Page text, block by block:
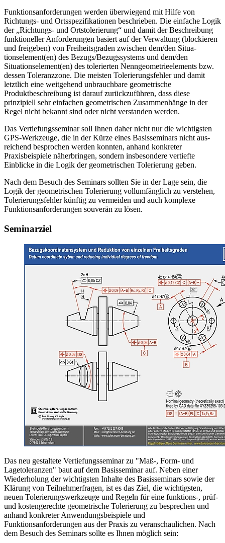
Funktionsanforderungen werden überwiegend mit Hilfe von
Richtungs- und Ortsspezifikationen beschrieben. Die einfache Logik
der „Richtungs- und Ortstolerierung“ und damit der Beschreibung
funktio­neller Anforderungen basiert auf der Verwaltung (blockieren
und freigeben) von Freiheitsgraden zwischen dem/den Situa­
tionselement(en) des Bezugs/Bezugssystems und dem/den
Situationsele­ment(en) des tolerierten Nenngeometrieelements bzw.
dessen Toleranzzone. Die meisten Tolerierungsfehler und damit
letztlich eine weitgehend unbrauchbare geometrische
Produktbeschreibung ist darauf zurückzuführen, dass diese
prinzipiell sehr ein­fachen geo­metri­schen Zusammenhänge in der
Regel nicht bekannt sind oder nicht ver­standen werden.
Das Vertiefungsseminar soll Ihnen daher nicht nur die wich­tigsten
GPS-Werk­zeuge, die in der Kürze eines Basis­seminars nicht aus­
reichend besprochen werden konnten, anhand konkre­ter
Praxisbeispiele näherbringen, sondern insbesondere vertiefte
Einblicke in die Logik der geometrischen Tolerierung geben.
Nach dem Besuch des Seminars sollten Sie in der Lage sein, die
Logik der geometrischen Tolerierung vollumfänglich zu verstehen,
Tolerierungsfehler künftig zu vermeiden und auch komplexe
Funktionsanforderungen souverän zu lösen.
Seminarziel
Das neu gestaltete Vertiefungsseminar zu "Maß-, Form- und
Lagetoleran­zen" baut auf dem Basisseminar auf. Neben einer
Wiederholung der wichtigsten Inhalte des Basissemi­nars sowie der
Klärung von Teilnehmer­fragen, ist es das Ziel, die wichtigsten,
neuen Tolerierungswerkzeuge und Regeln für eine funktions-, prüf-
und kostengerechte geometrische Tolerierung zu besprechen und
anhand konkreter Anwendungsbeispiele und
Funktionsanforderungen aus der Praxis zu veranschaulichen. Nach
dem Besuch des Seminars sollte es Ihnen möglich sein: